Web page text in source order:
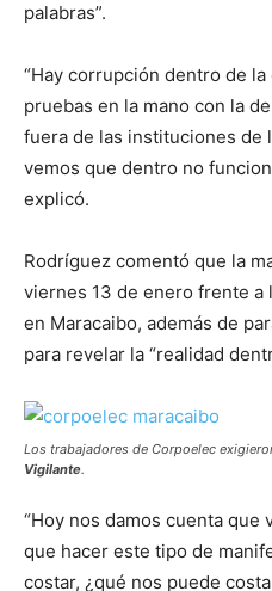
palabras”.
“Hay corrupción dentro de
pruebas en la mano con la
fuera de las instituciones de
vemos que dentro no
explicó.
Rodríguez comentó que la
viernes 13 de enero frente a
en Maracaibo, además de
para revelar la “realidad
Los trabajadores de Corpoelec
Vigilante.
“Hoy nos damos cuenta que
que hacer este tipo de
costar, ¿qué nos puede